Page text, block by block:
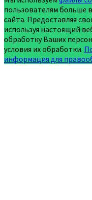
пользователям больше
сайта. Предоставляя
используя настоящий
обработку Ваших
условия их обработки.
информация для